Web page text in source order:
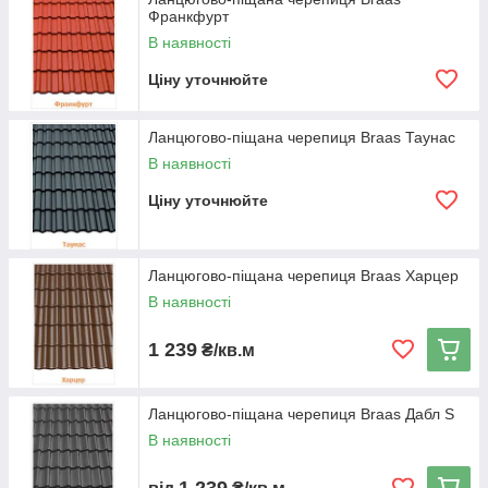
керамічної черепиці.
Ланцюгово-піщану черепицю виготовляють із кварцового
Франкфурт
В наявності
Ціну уточнюйте
Ланцюгово-піщана черепиця Braas Таунас
В наявності
Ціну уточнюйте
Ланцюгово-піщана черепиця Braas Харцер
В наявності
1 239 ₴/кв.м
Ланцюгово-піщана черепиця Braas Дабл S
В наявності